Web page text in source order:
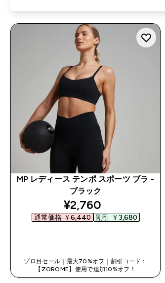
MP レディース テンポ スポーツ ブラ -
ブラック
discounted price
¥2,760‎
通常価格 ￥6,440‎ 割引 ￥3,680‎
ゾロ目セール｜最大70%オフ｜割引コード：
【ZOROME】使用で追加10%オフ！